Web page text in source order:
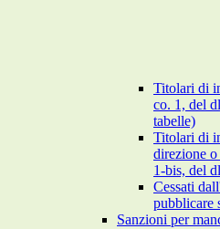
Titolari di
co. 1, del
tabelle)
Titolari di
direzione
1-bis, del
Cessati
pubblicare
Sanzioni per